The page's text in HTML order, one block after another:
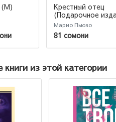
(М)
Крестный отец
(Подарочное
Марио Пьюзо
81 сомони
из этой категории